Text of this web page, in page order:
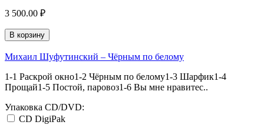
3 500.00 ₽
В корзину
Михаил Шуфутинский – Чёрным по белому
1-1 Раскрой окно1-2 Чёрным по белому1-3 Шарфик1-4
Прощай1-5 Постой, паровоз1-6 Вы мне нравитес..
Упаковка CD/DVD:
CD DigiPak